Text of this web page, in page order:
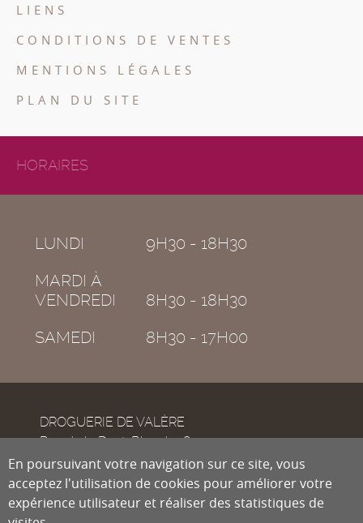
LIENS
CONDITIONS DE VENTES
MENTIONS LÉGALES
PLAN DU SITE
HORAIRES
LUNDI
9H30 - 18H30
MARDI À
VENDREDI
8H30 - 18H30
SAMEDI
8H30 - 17H00
DROGUERIE DE VALÈRE
Rue de la Dent-Blanche 8
CH-1950
Sion
En poursuivant votre navigation sur ce site, vous
acceptez l'utilisation de cookies pour améliorer votre
expérience utilisateur et réaliser des statistiques de